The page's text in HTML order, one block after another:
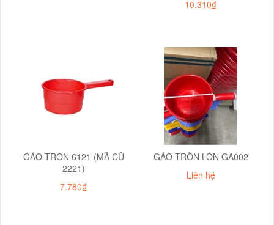
10.310₫
GÁO TRƠN 6121 (MÃ CŨ
2221)
7.780₫
GÁO TRÒN LỚN GA002
Liên hệ